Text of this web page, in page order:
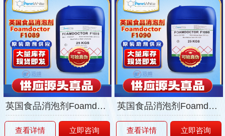
英国食品消泡剂Foamdoctor-F1089
查看详情 立即咨询
英国食品消泡剂Foamdoctor-F1090
查看详情 立即咨询